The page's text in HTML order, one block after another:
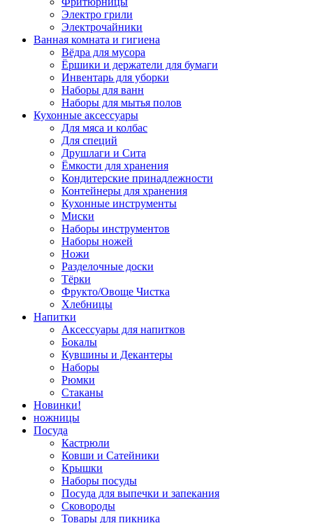
Электро грили
Электрочайники
Ванная комната и гигиена
Вёдра для мусора
Ёршики и держатели для бумаги
Инвентарь для уборки
Наборы для ванн
Наборы для мытья полов
Кухонные аксессуары
Для мяса и колбас
Для специй
Друшлаги и Сита
Ёмкости для хранения
Кондитерские принадлежности
Контейнеры для хранения
Кухонные инструменты
Миски
Наборы инструментов
Наборы ножей
Ножи
Разделочные доски
Тёрки
Фрукто/Овоще Чистка
Хлебницы
Напитки
Аксессуары для напитков
Бокалы
Кувшины и Декантеры
Наборы
Рюмки
Стаканы
Новинки!
ножницы
Посуда
Кастрюли
Ковши и Сатейники
Крышки
Наборы посуды
Посуда для выпечки и запекания
Сковороды
Товары для пикника